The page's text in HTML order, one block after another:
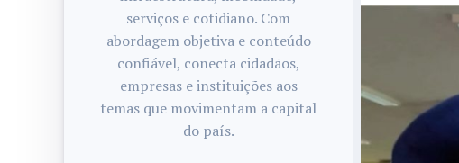
serviços e cotidiano. Com
abordagem objetiva e conteúdo
confiável, conecta cidadãos,
empresas e instituições aos
temas que movimentam a capital
do país.